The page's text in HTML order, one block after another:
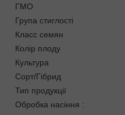
ГМО
Група стиглості
Класс семян
Колір плоду
Культура
Сорт/Гібрид
Тип продукції
Обробка насіння :